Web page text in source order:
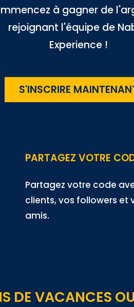
à gagner de
rejoignant l'équipe de
Experience !
S'INSCRIRE
PARTAGEZ VOTRE
Partagez votre code
clients, vos followers et
amis.
DE VACANCES